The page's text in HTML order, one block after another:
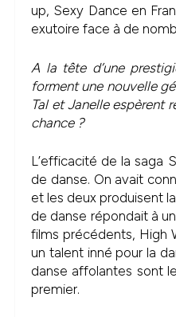
up, Sexy Dance en
exutoire face à de
A la tête d’une
forment une nouvelle
Tal et Janelle espèrent
chance ?
L’efficacité de la saga
de danse. On avait
et les deux produisent
de danse répondait à
films précédents, High
un talent inné pour la
danse affolantes sont
premier.